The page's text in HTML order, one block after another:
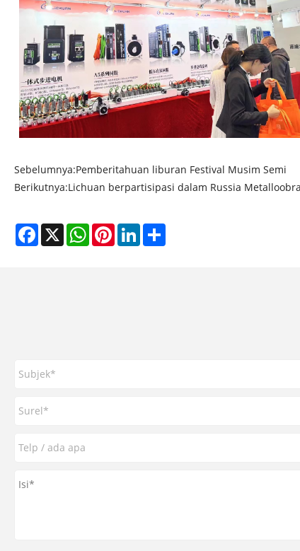
Sebelumnya:Pemberitahuan liburan Festival Musim Semi
Berikutnya:Lichuan berpartisipasi dalam Russia
Facebook
X WhatsAppPinterestLinkedIn